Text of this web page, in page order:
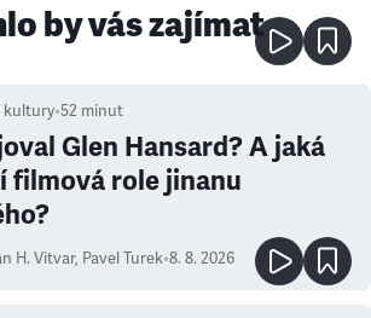
by vás zajímat
kultury•52 minut
Glen Hansard? A jaká
filmová role jinanu
H. Vitvar, Pavel Turek•8. 8. 2026